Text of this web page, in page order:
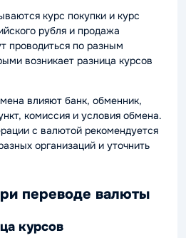
курс покупки и курс
рубля и продажа
проводиться по разным
возникает разница курсов
влияют банк, обменник,
комиссия и условия обмена.
с валютой рекомендуется
организаций и уточнить
переводе валюты
курсов